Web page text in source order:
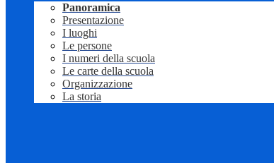
Panoramica
Presentazione
I luoghi
Le persone
I numeri della scuola
Le carte della scuola
Organizzazione
La storia